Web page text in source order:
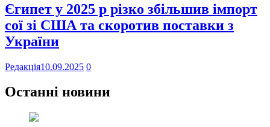
Єгипет у 2025 р різко збільшив імпорт
сої зі США та скоротив поставки з
України
Редакція10.09.2025 0
Останні новини